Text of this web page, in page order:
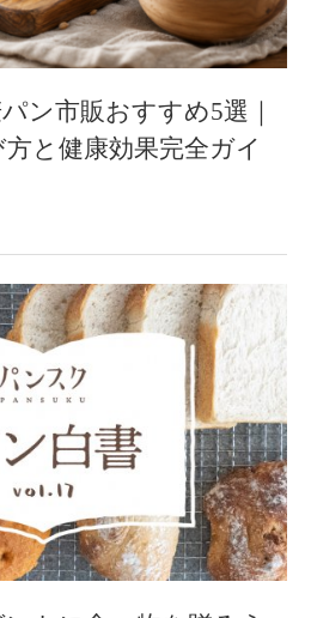
ン市販おすすめ5選｜
と健康効果完全ガイ